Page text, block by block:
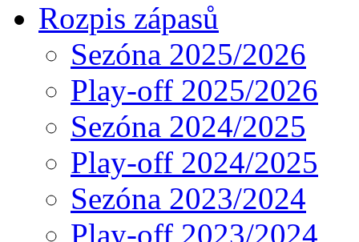
Rozpis zápasů
Sezóna 2025/2026
Play-off 2025/2026
Sezóna 2024/2025
Play-off 2024/2025
Sezóna 2023/2024
Play-off 2023/2024